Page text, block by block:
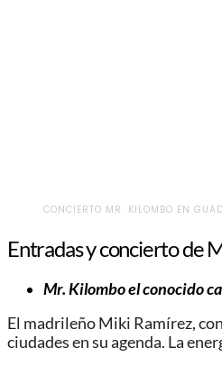
CONCIERTO MR. KILOMBO EN
Entradas y concierto de
Mr. Kilombo el conocido
El madrileño Miki Ramírez,
ciudades en su agenda. La